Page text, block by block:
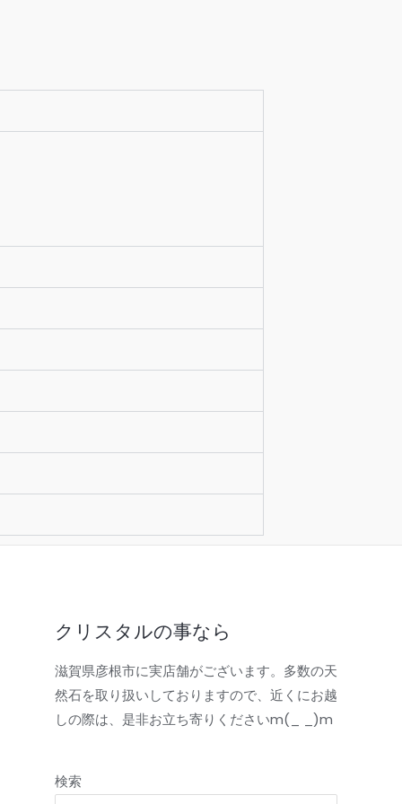
クリスタルの事なら
滋賀県彦根市に実店舗がございます。多数の天
然石を取り扱いしておりますので、近くにお越
しの際は、是非お立ち寄りくださいm(_ _)m
検索